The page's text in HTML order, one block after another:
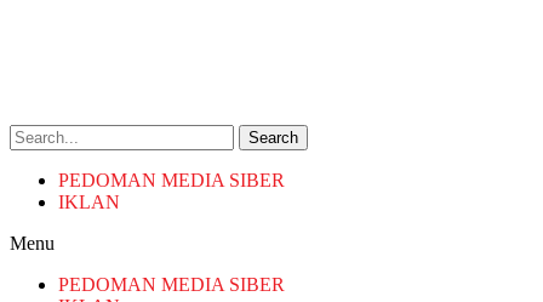
Search
PEDOMAN MEDIA SIBER
IKLAN
Menu
PEDOMAN MEDIA SIBER